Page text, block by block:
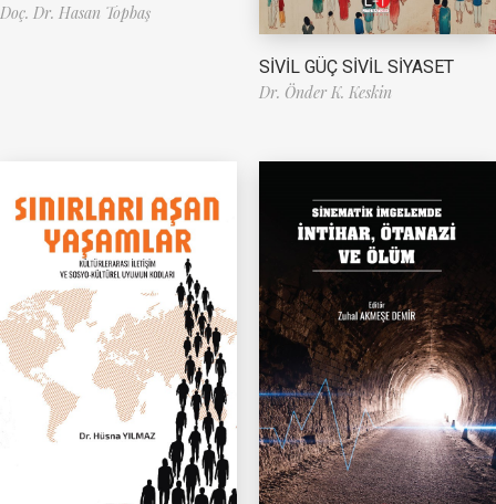
Doç. Dr. Hasan Topbaş
SİVİL GÜÇ SİVİL SİYASET
Dr. Önder K. Keskin